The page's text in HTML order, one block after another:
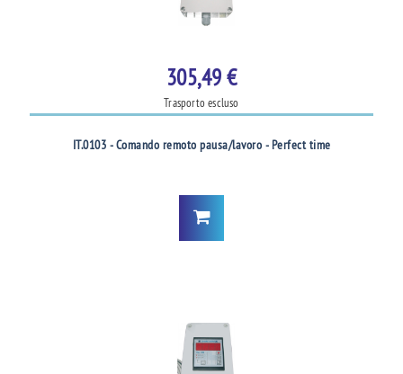
305,49 €
Trasporto escluso
IT.0103 - Comando remoto pausa/lavoro - Perfect time